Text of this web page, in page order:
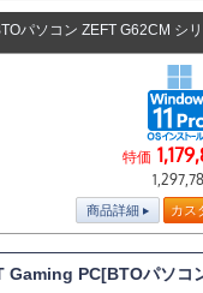
パソコン ZEFT G62CM シ
特価
商品詳細 カス
Gaming PC[BTOパソコ